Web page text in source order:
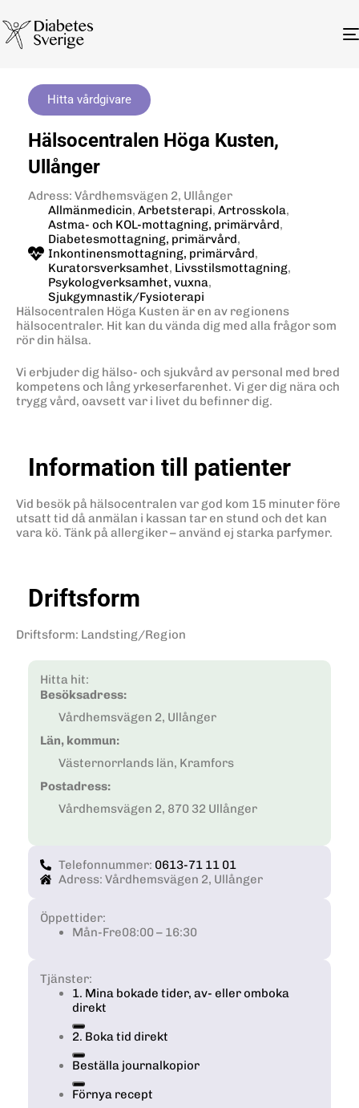
Hitta vårdgivare
Hälsocentralen Höga Kusten,
Ullånger
Adress: Vårdhemsvägen 2, Ullånger
Allmänmedicin, Arbetsterapi, Artrosskola,
Astma- och KOL-mottagning, primärvård,
Diabetesmottagning, primärvård,
Inkontinensmottagning, primärvård,
Kuratorsverksamhet, Livsstilsmottagning,
Psykologverksamhet, vuxna,
Sjukgymnastik/Fysioterapi
Hälsocentralen Höga Kusten är en av regionens
hälsocentraler. Hit kan du vända dig med alla frågor som
rör din hälsa.
Vi erbjuder dig hälso- och sjukvård av personal med bred
kompetens och lång yrkeserfarenhet. Vi ger dig nära och
trygg vård, oavsett var i livet du befinner dig.
Information till patienter
Vid besök på hälsocentralen var god kom 15 minuter före
utsatt tid då anmälan i kassan tar en stund och det kan
vara kö. Tänk på allergiker – använd ej starka parfymer.
Driftsform
Driftsform: Landsting/Region
Hitta hit:
Besöksadress:
Vårdhemsvägen 2, Ullånger
Län, kommun:
Västernorrlands län, Kramfors
Postadress:
Vårdhemsvägen 2, 870 32 Ullånger
Telefonnummer: 0613-71 11 01
Adress: Vårdhemsvägen 2, Ullånger
Öppettider:
Mån-Fre08:00 – 16:30
Tjänster:
1. Mina bokade tider, av- eller omboka
direkt
2. Boka tid direkt
Beställa journalkopior
Förnya recept